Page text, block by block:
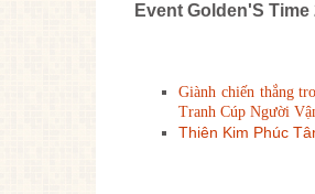
Event Golden'S Time
Giành chiến thắng
Tranh Cúp Người
Thiên Kim Phúc